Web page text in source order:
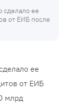
сделало ее
от ЕИБ после
ее
от ЕИБ
млрд